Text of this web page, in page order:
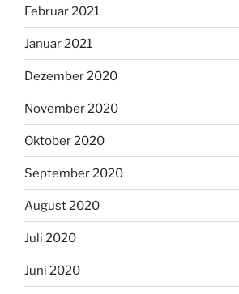
Februar 2021
Januar 2021
Dezember 2020
November 2020
Oktober 2020
September 2020
August 2020
Juli 2020
Juni 2020